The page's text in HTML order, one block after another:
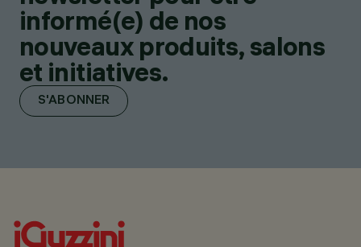
informé(e) de nos
nouveaux produits, salons
et initiatives.
S'ABONNER